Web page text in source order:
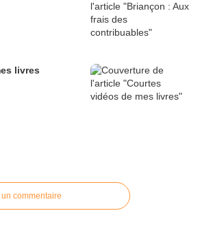
livres
commentaire